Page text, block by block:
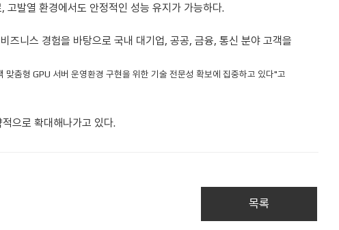
발열 환경에서도 안정적인 성능 유지가 가능하다.
니스 경험을 바탕으로 국내 대기업, 공공, 금융, 통신 분야 고객을
춤형 GPU 서버 운영환경 구현을 위한 기술 전문성 확보에 집중하고 있다"고
으로 확대해나가고 있다.
목록